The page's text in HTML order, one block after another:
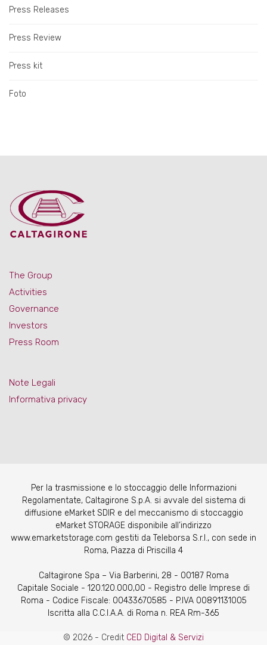
Press Releases
Press Review
Press kit
Foto
The Group
Activities
Governance
Investors
Press Room
Note Legali
Informativa privacy
Per la trasmissione e lo stoccaggio delle Informazioni
Regolamentate, Caltagirone S.p.A. si avvale del sistema di
diffusione eMarket SDIR e del meccanismo di stoccaggio
eMarket STORAGE disponibile all’indirizzo
www.emarketstorage.com gestiti da Teleborsa S.r.l., con sede in
Roma, Piazza di Priscilla 4
Caltagirone Spa – Via Barberini, 28 - 00187 Roma
Capitale Sociale - 120.120.000,00 - Registro delle Imprese di
Roma - Codice Fiscale: 00433670585 - P.IVA 00891131005
Iscritta alla C.C.I.A.A. di Roma n. REA Rm-365
© 2026 - Credit CED Digital & Servizi